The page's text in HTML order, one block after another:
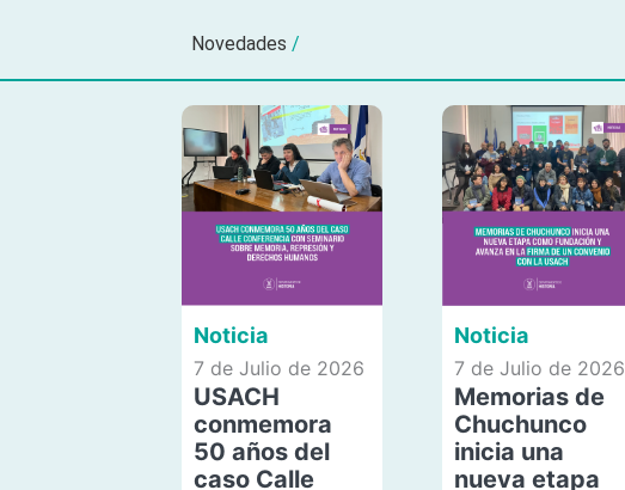
Novedades /
Noticia
7 de Julio de 2026
USACH
conmemora
50 años del
caso Calle
Noticia
7 de Julio de 2026
Memorias de
Chuchunco
inicia una
nueva etapa